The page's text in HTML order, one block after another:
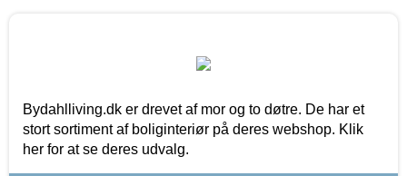
Bydahlliving.dk er drevet af mor og to døtre. De har et
stort sortiment af boliginteriør på deres webshop. Klik
her for at se deres udvalg.